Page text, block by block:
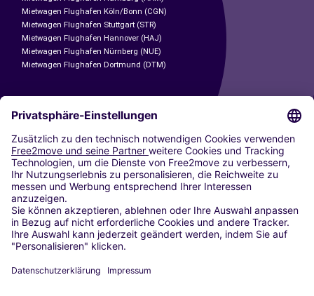
Mietwagen Flughafen Köln/Bonn (CGN)
Mietwagen Flughafen Stuttgart (STR)
Mietwagen Flughafen Hannover (HAJ)
Mietwagen Flughafen Nürnberg (NUE)
Mietwagen Flughafen Dortmund (DTM)
CARSHARING
UNSERE STÄDTE
Paris
Madrid
Washington DC
Mailand
Rom
Turin
Wien
Berlin
Düsseldorf